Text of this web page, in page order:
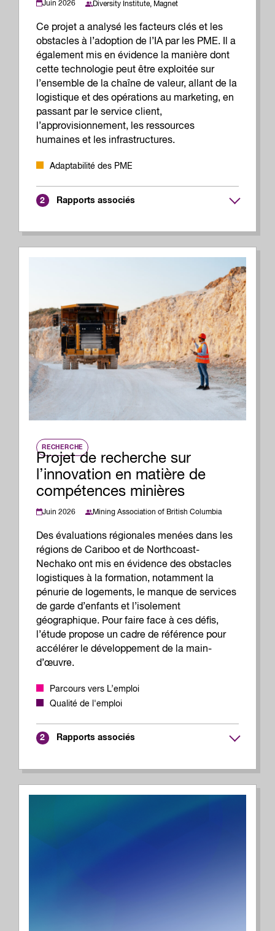
Juin 2026 Diversity Institute, Magnet
Ce projet a analysé les facteurs clés et les
obstacles à l’adoption de l’IA par les PME. Il a
également mis en évidence la manière dont
cette technologie peut être exploitée sur
l’ensemble de la chaîne de valeur, allant de la
logistique et des opérations au marketing, en
passant par le service client,
l’approvisionnement, les ressources
humaines et les infrastructures.
Adaptabilité des PME
2 Rapports associés
RECHERCHE
Projet de recherche sur
l’innovation en matière de
compétences minières
Juin 2026 Mining Association of British Columbia
Des évaluations régionales menées dans les
régions de Cariboo et de Northcoast-
Nechako ont mis en évidence des obstacles
logistiques à la formation, notamment la
pénurie de logements, le manque de services
de garde d’enfants et l’isolement
géographique. Pour faire face à ces défis,
l’étude propose un cadre de référence pour
accélérer le développement de la main-
d’œuvre.
Parcours vers L’emploi
Qualité de l'emploi
2 Rapports associés